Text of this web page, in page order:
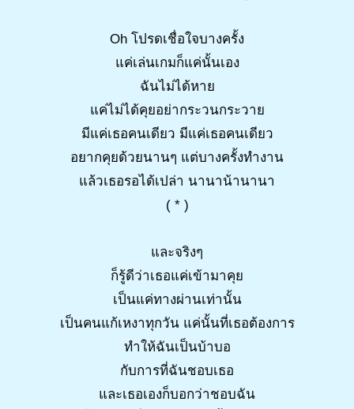
Oh โปรดเชื่อใจบางครั้ง
แค่เล่นเกมก็แค่นั้นเอง
ฉันไม่ได้หาย
แค่ไม่ได้คุยอย่ากระวนกระวาย
มีแค่เธอคนเดียว มีแค่เธอคนเดียว
อยากคุยด้วยนานๆ แต่บางครั้งทำงาน
แล้วเธอรอได้เปล่า นานาน้านานา
( * )
และจริงๆ
ก็รู้ดีว่าเธอแค่เข้ามาคุย
เป็นแค่ทางผ่านเท่านั้น
เป็นคนแก้เหงาทุกวัน แค่นั้นที่เธอต้องการ
ทำให้ฉันเป็นบ้าบอ
กับการที่ฉันชอบเธอ
และเธอเองก็บอกว่าชอบฉัน